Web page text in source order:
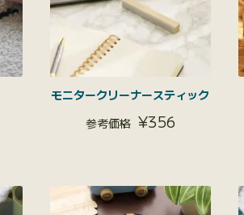
モニタークリーナースティック
¥356